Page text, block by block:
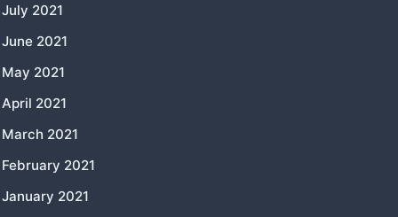
July 2021
June 2021
May 2021
April 2021
March 2021
February 2021
January 2021